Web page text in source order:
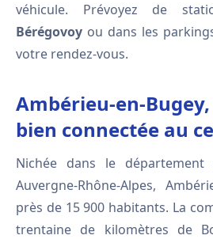
véhicule. Prévoyez de
Bérégovoy ou dans les
votre rendez-vous.
Ambérieu-en-
bien connectée au
Nichée dans le
Auvergne-Rhône-Alpes,
près de 15 900 habitants. La
trentaine de kilomètres de